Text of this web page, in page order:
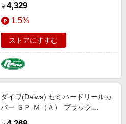
￥ 4,329
1.5%
ストアにすすむ
ダイワ(Daiwa) セミハードリールカ
バー ＳＰ-Ｍ（Ａ） ブラック